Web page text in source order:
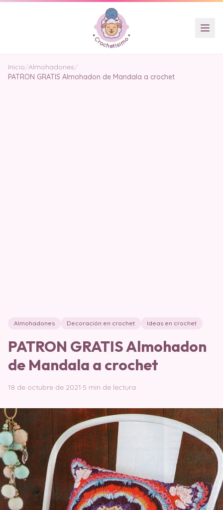
Inicio/Almohadones/
PATRON GRATIS Almohadon de Mandala a crochet
Almohadones Decoración en crochet Ideas en crochet
PATRON GRATIS Almohadon
de Mandala a crochet
18 de octubre de 2021·5 min de lectura